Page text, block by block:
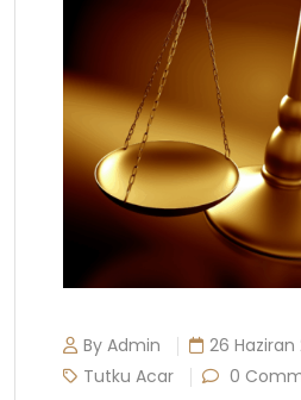
By Admin
26 Haziran
Tutku Acar
0